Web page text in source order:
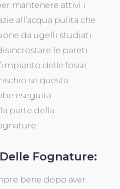
mantenere attivi i
all’acqua pulita che
da ugelli studiati
le pareti
delle fosse
se questa
eseguita
parte della
Fognature:
bene dopo aver